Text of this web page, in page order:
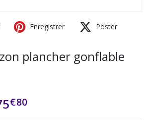
Enregistrer Poster
plancher gonflable
€80